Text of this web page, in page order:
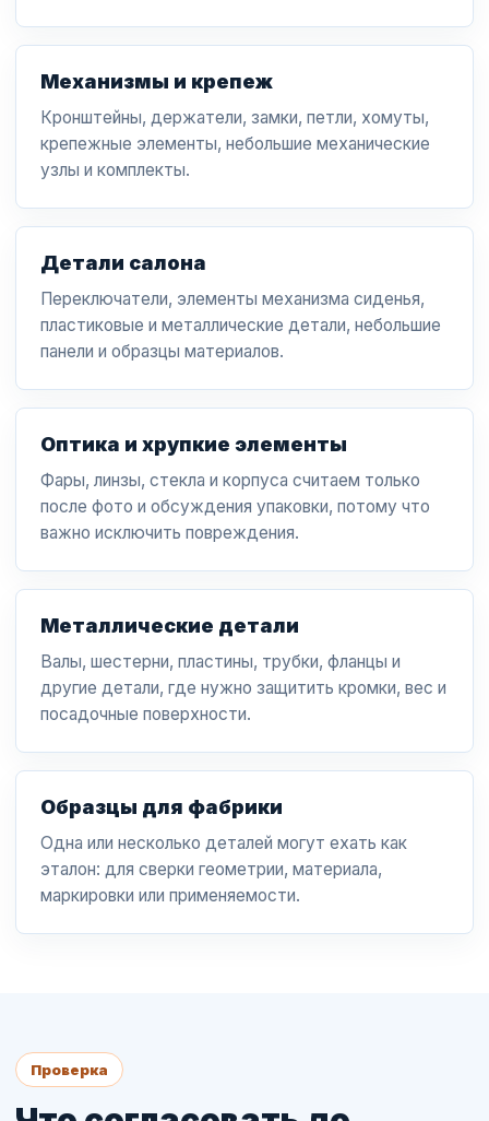
Механизмы и крепеж
Кронштейны, держатели, замки, петли, хомуты,
крепежные элементы, небольшие механические
узлы и комплекты.
Детали салона
Переключатели, элементы механизма сиденья,
пластиковые и металлические детали, небольшие
панели и образцы материалов.
Оптика и хрупкие элементы
Фары, линзы, стекла и корпуса считаем только
после фото и обсуждения упаковки, потому что
важно исключить повреждения.
Металлические детали
Валы, шестерни, пластины, трубки, фланцы и
другие детали, где нужно защитить кромки, вес и
посадочные поверхности.
Образцы для фабрики
Одна или несколько деталей могут ехать как
эталон: для сверки геометрии, материала,
маркировки или применяемости.
Проверка